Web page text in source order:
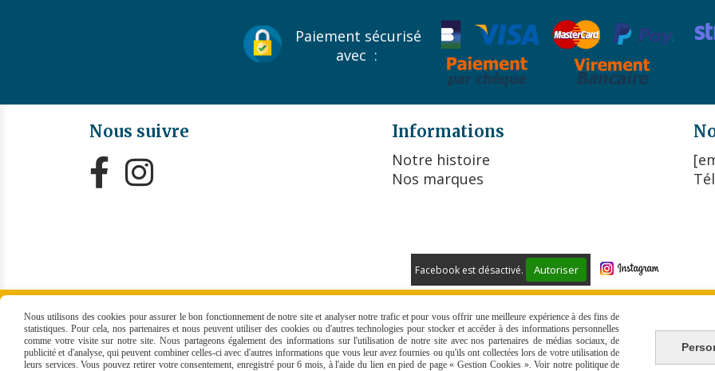
Paiement sécurisé
avec :
Nous suivre
 
Informations
Notre histoire
Nos marques
Facebook est désactivé. Autoriser
Nous utilisons des cookies pour assurer le bon fonctionnement de notre site et analyser notre trafic et pour vous offrir une meilleure expérience à des fins de
statistiques. Pour cela, nos partenaires et nous peuvent utiliser des cookies ou d'autres technologies pour stocker et accéder à des informations personnelles
comme votre visite sur notre site. Nous partageons également des informations sur l'utilisation de notre site avec nos partenaires de médias sociaux, de
publicité et d'analyse, qui peuvent combiner celles-ci avec d'autres informations que vous leur avez fournies ou qu'ils ont collectées lors de votre utilisation de
leurs services. Vous pouvez retirer votre consentement, enregistré pour 6 mois, à l'aide du lien en pied de page « Gestion Cookies ». Voir notre politique de